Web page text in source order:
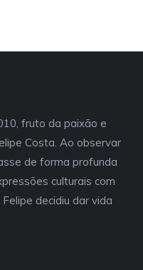
fruto da paixão e
Costa. Ao observar
de forma profunda
culturais com
decidiu dar vida